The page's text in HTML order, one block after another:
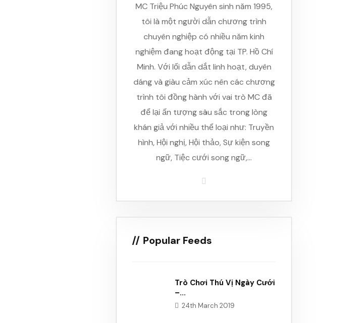
MC Triệu Phúc Nguyên sinh năm 1995,
tôi là một người dẫn chương trình
chuyên nghiệp có nhiều năm kinh
nghiệm đang hoạt động tại TP. Hồ Chí
Minh. Với lối dẫn dắt linh hoạt, duyên
dáng và giàu cảm xúc nên các chương
trình tôi đồng hành với vai trò MC đã
để lại ấn tượng sâu sắc trong lòng
khán giả với nhiều thể loại như: Truyền
hình, Hội nghị, Hội thảo, Sự kiện song
ngữ, Tiệc cưới song ngữ,…
Popular Feeds
Trò Chơi Thú Vị Ngày Cưới
–…
24th March 2019